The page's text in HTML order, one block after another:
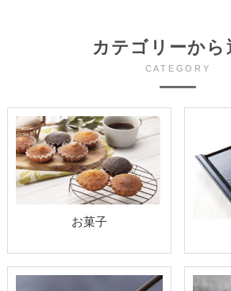
カテゴリーから
CATEGORY
お菓子